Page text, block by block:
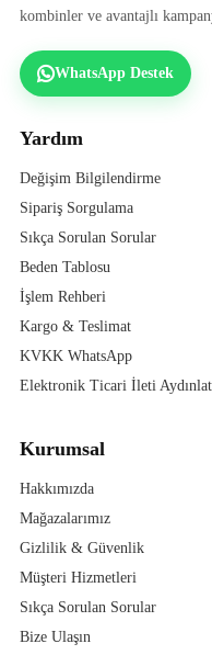
kombinler ve avantajlı
WhatsApp Destek
Yardım
Değişim Bilgilendirme
Sipariş Sorgulama
Sıkça Sorulan Sorular
Beden Tablosu
İşlem Rehberi
Kargo & Teslimat
KVKK WhatsApp
Elektronik Ticari İleti
Kurumsal
Hakkımızda
Mağazalarımız
Gizlilik & Güvenlik
Müşteri Hizmetleri
Sıkça Sorulan Sorular
Bize Ulaşın